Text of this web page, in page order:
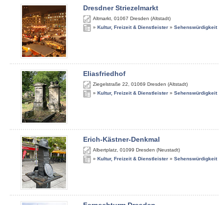
Dresdner Striezelmarkt
Altmarkt 01067 Dresden (Altstadt)
» Kultur, Freizeit & Dienstleister » Sehenswürdigkeit
Eliasfriedhof
Ziegelstraße 22 01069 Dresden (Altstadt)
» Kultur, Freizeit & Dienstleister » Sehenswürdigkeit
Erich-Kästner-Denkmal
Albertplatz 01099 Dresden (Neustadt)
» Kultur, Freizeit & Dienstleister » Sehenswürdigkeit